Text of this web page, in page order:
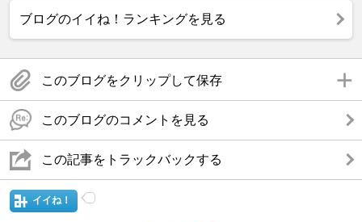
ブログのイイね！ランキングを見る
このブログをクリップして保存
このブログのコメントを見る
この記事をトラックバックする
イイね！